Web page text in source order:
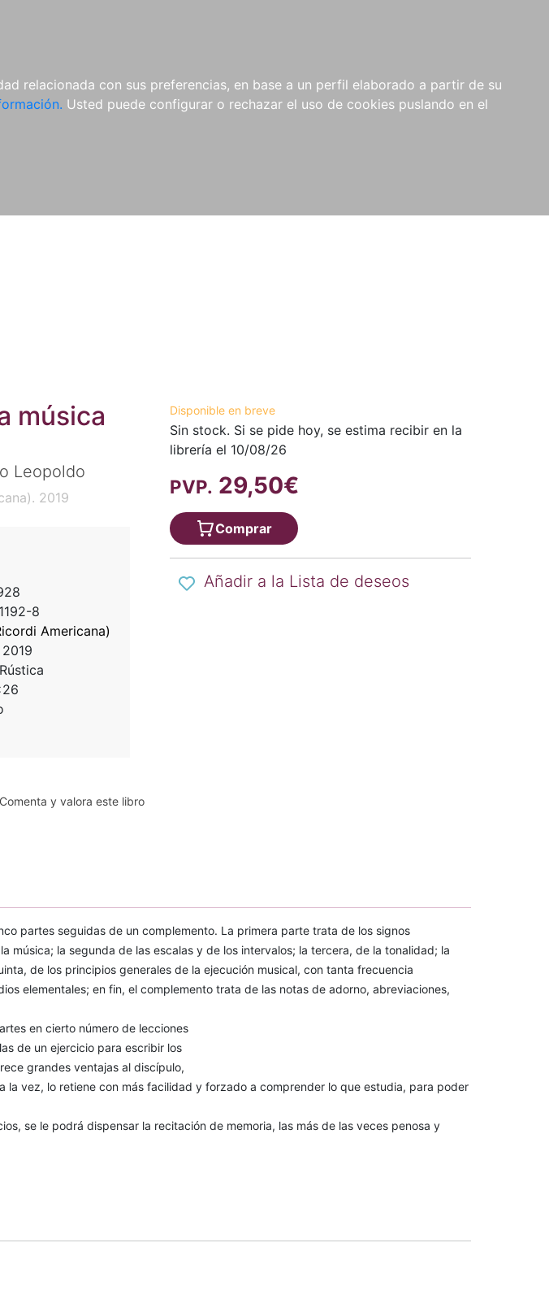
relacionada con sus preferencias, en base a un perfil elaborado a partir de su
Usted puede configurar o rechazar el uso de cookies puslando en el
MATERIAL
COMPLEMENTARIO
NOVEDADES NOTICIAS
COMPRAS
INSTITUCIONALES
música
Leopoldo
2019
8
Americana)
2019
Rústica
Comenta y valora este libro
Disponible en breve
Sin stock. Si se pide hoy, se estima recibir en la
librería el 10/08/26
PVP. 29,50€
Comprar
Añadir a la Lista de deseos
partes seguidas de un complemento. La primera parte trata de los signos
música; la segunda de las escalas y de los intervalos; la tercera, de la tonalidad; la
de los principios generales de la ejecución musical, con tanta frecuencia
elementales; en fin, el complemento trata de las notas de adorno, abreviaciones,
en cierto número de lecciones
de un ejercicio para escribir los
grandes ventajas al discípulo,
la vez, lo retiene con más facilidad y forzado a comprender lo que estudia, para poder
se le podrá dispensar la recitación de memoria, las más de las veces penosa y